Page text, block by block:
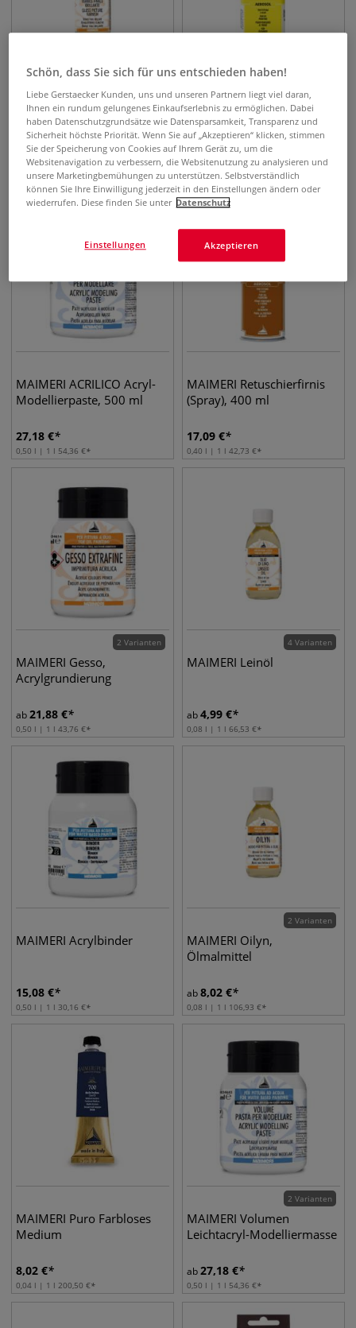
MAIMERI Schlussfirnis
glänzend
ab9,58€
0,08 l | 1 l 127,73€
MAIMERI Trocknungsspray
für Ölfarben, 400 ml
17,09€
0,40 l | 1 l 42,73€
MAIMERI ACRILICO Acryl-
Modellierpaste, 500 ml
27,18 €
0,50 l | 1 l 54,36 €
MAIMERI Retuschierfirnis
(Spray), 400 ml
17,09 €
0,40 l | 1 l 42,73 €
2 Varianten
MAIMERI Gesso,
Acrylgrundierung
ab21,88 €
0,50 l | 1 l 43,76 €
4 Varianten
MAIMERI Leinöl
ab4,99 €
0,08 l | 1 l 66,53 €
MAIMERI Acrylbinder
15,08 €
0,50 l | 1 l 30,16 €
2 Varianten
MAIMERI Oilyn,
Ölmalmittel
ab8,02 €
0,08 l | 1 l 106,93 €
MAIMERI Puro Farbloses
Medium
8,02 €
0,04 l | 1 l 200,50 €
2 Varianten
MAIMERI Volumen
Leichtacryl-Modelliermasse
ab27,18 €
0,50 l | 1 l 54,36 €
Schön, dass Sie sich für uns entschieden haben!
Liebe Gerstaecker Kunden, uns und unseren Partnern liegt viel daran,
Ihnen ein rundum gelungenes Einkaufserlebnis zu ermöglichen. Dabei
haben Datenschutzgrundsätze wie Datensparsamkeit, Transparenz und
Sicherheit höchste Priorität. Wenn Sie auf „Akzeptieren“ klicken, stimmen
Sie der Speicherung von Cookies auf Ihrem Gerät zu, um die
Websitenavigation zu verbessern, die Websitenutzung zu analysieren und
unsere Marketingbemühungen zu unterstützen. Selbstverständlich
können Sie Ihre Einwilligung jederzeit in den Einstellungen ändern oder
wiederrufen. Diese finden Sie unter Datenschutz
Akzeptieren
Einstellungen